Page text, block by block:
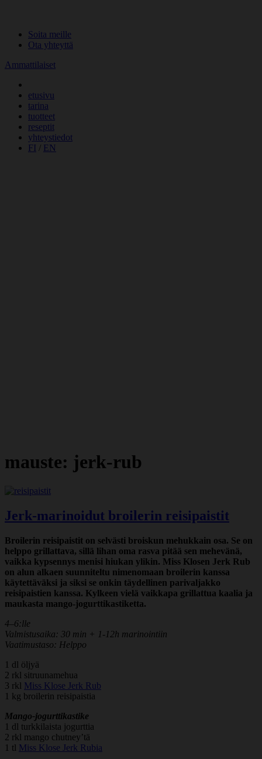
contentSoita meille
Ota yhteyttä
Ammattilaiset
etusivu
tarina
tuotteet
reseptit
yhteystiedot
FI / EN
mauste: jerk-rub
Jerk-marinoidut broilerin reisipaistit
Broilerin reisipaistit on selvästi broiskun mehukkain osa. Se on
helppo grillattava, sillä lihan oma rasva pitää sen mehevänä,
vaikka kypsennys menisi hiukan ylikin. Miss Klosen Jerk Rub
on alun alkaen suunniteltu nimenomaan broilerin kanssa
käytettäväksi ja siksi se onkin täydellinen parivaljakko
reisipaistien kanssa. Kylkeen vielä vaikkapa grillattua kaalia ja
maukasta mango-jogurttikastiketta.
4–6:lle
Valmistusaika: 30 min + 1-12h marinointiin
Vaatimustaso: Helppo
1 dl öljyä
2 rkl sitruunamehua
3 rkl Miss Klose Jerk Rub
1 kg broilerin reisipaistia
Mango-jogurttikastike
1 dl turkkilaista jogurttia
2 rkl mango chutney’tä
1 tl Miss Klose Jerk Rubia